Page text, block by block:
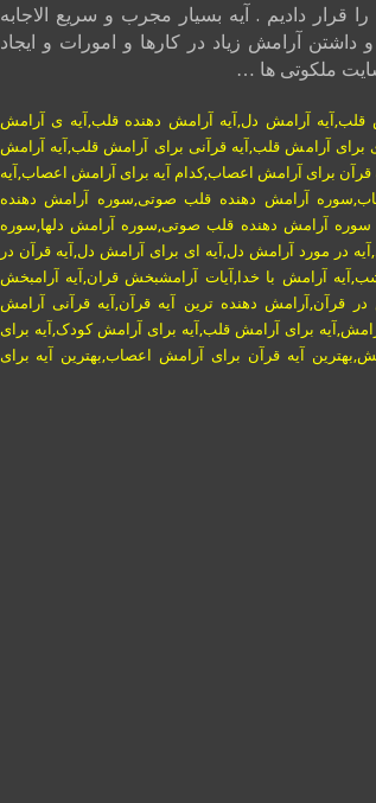
دادیم . آیه بسیار مجرب و سریع الاجابه
آرامش زیاد در کارها و امورات و ایجاد
ملکوتی ها …
قلب,آیه آرامش دل,آیه آرامش دهنده قلب,آیه ی آرامش
آرامش قلب,آیه قرآنی برای آرامش قلب,آیه آرامش
برای آرامش اعصاب,کدام آیه برای آرامش اعصاب,آیه
آرامش دهنده قلب صوتی,سوره آرامش دهنده
سوره آرامش دهنده قلب صوتی,سوره آرامش دلها,سوره
در مورد آرامش دل,آیه ای برای آرامش دل,آیه قرآن در
آرامش با خدا,آیات آرامشبخش قران,آیه آرامبخش
قرآن,آرامش دهنده ترین آیه قرآن,آیه قرآنی آرامش
برای آرامش قلب,آیه برای آرامش کودک,آیه برای
آیه قرآن برای آرامش اعصاب,بهترین آیه برای